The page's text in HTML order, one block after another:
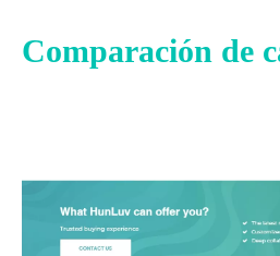
Comparación de